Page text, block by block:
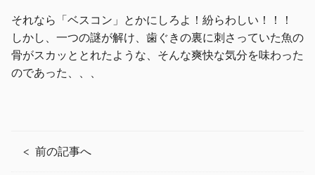
それなら「ベスコン」とかにしろよ！紛らわしい！！！
しかし、一つの謎が解け、歯ぐきの裏に刺さっていた魚の
骨がスカッととれたような、そんな爽快な気分を味わった
のであった、、、
前の記事へ